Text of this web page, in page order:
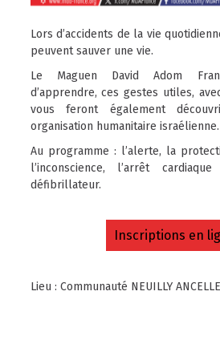
Lors d’accidents de la vie
peuvent sauver une vie.
Le Maguen David Adom
d’apprendre, ces gestes utiles,
vous feront également
organisation humanitaire israélienne.
Au programme : l’alerte, la
l’inconscience, l’arrêt
défibrillateur.
Inscriptions en
Lieu : Communauté NEUILLY ANCELLE